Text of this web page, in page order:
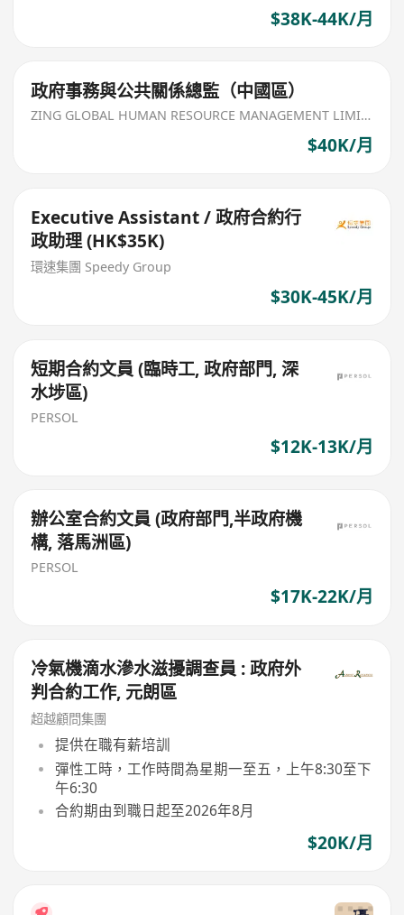
$38K-44K/月
政府事務與公共關係總監（中國區）
ZING GLOBAL HUMAN RESOURCE MANAGEMENT LIMITED
$40K/月
Executive Assistant / 政府合約行
政助理 (HK$35K)
環速集團 Speedy Group
$30K-45K/月
短期合約文員 (臨時工, 政府部門, 深
水埗區)
PERSOL
$12K-13K/月
辦公室合約文員 (政府部門,半政府機
構, 落馬洲區)
PERSOL
$17K-22K/月
冷氣機滴水滲水滋擾調查員 : 政府外
判合約工作, 元朗區
超越顧問集團
提供在職有薪培訓
彈性工時，工作時間為星期一至五，上午8:30至下
午6:30
合約期由到職日起至2026年8月
$20K/月